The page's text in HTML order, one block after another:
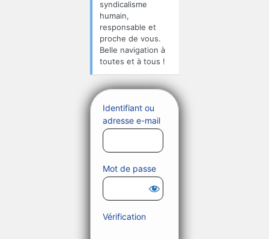
syndicalisme
humain,
responsable et
proche de vous.
Belle navigation à
toutes et à tous !
Identifiant ou
adresse e-mail
Mot de passe
Vérification